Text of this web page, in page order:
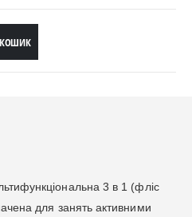
3 в 1 (фліс
для занять активними